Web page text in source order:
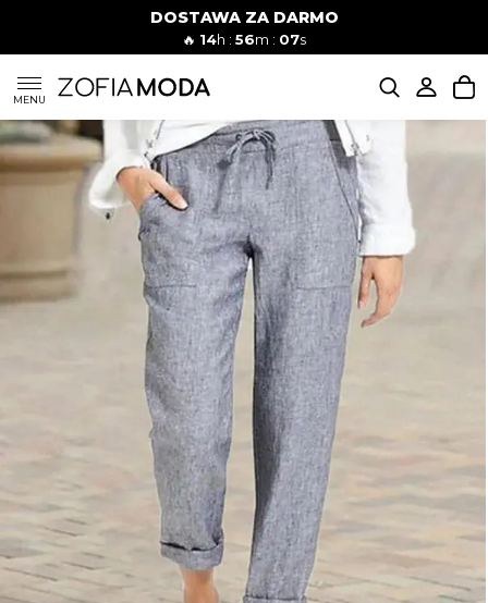
DOSTAWA ZA DARMO
🔥 14h : 56m : 06s
MENU
SUKIENKI
KOMPLETY
KURTKI I PŁASZCZE